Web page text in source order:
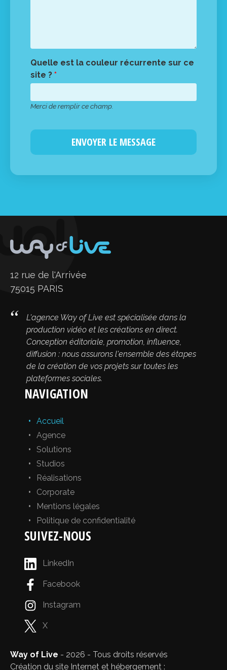
Quelle est la couleur récurrente sur ce
site ? *
Merci de remplir ce champ.
12 rue de l'Arrivée
75015 PARIS
L'agence Way of Live est spécialisée dans la
production vidéo et les créations en direct.
Conception éditoriale, promotion, influence,
diffusion : nous assurons l'ensemble des étapes
de la création de vos projets sur toutes les
plateformes sociales.
NAVIGATION
Accueil
Agence
Solutions
Studios
Réalisations
Corporate
Mentions légales
Politique de confidentialité
SUIVEZ-NOUS
LinkedIn
Facebook
Instagram
X
Way of Live - 2026 - Tous droits réservés
Création du site Internet et hébergement :